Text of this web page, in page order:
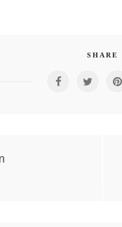
SHARE